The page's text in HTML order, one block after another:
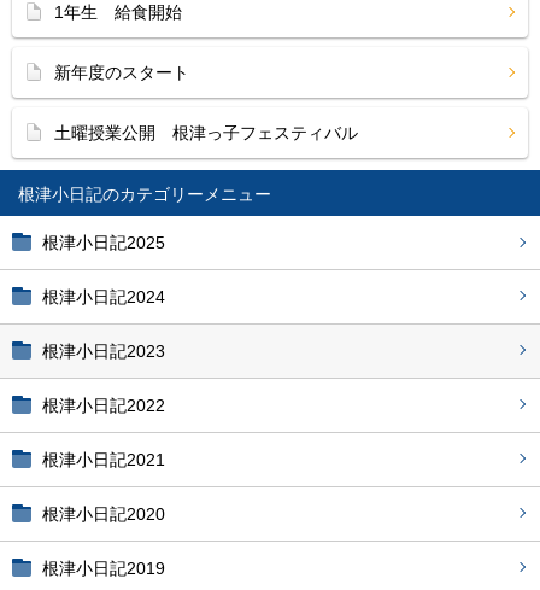
根津小日記
根津小日記2025
根津小日記2024
根津小日記2023
根津小日記2022
根津小日記2021
根津小日記2020
根津小日記2019
1年生 給食開始
新年度のスタート
土曜授業公開 根津っ子フェスティバル